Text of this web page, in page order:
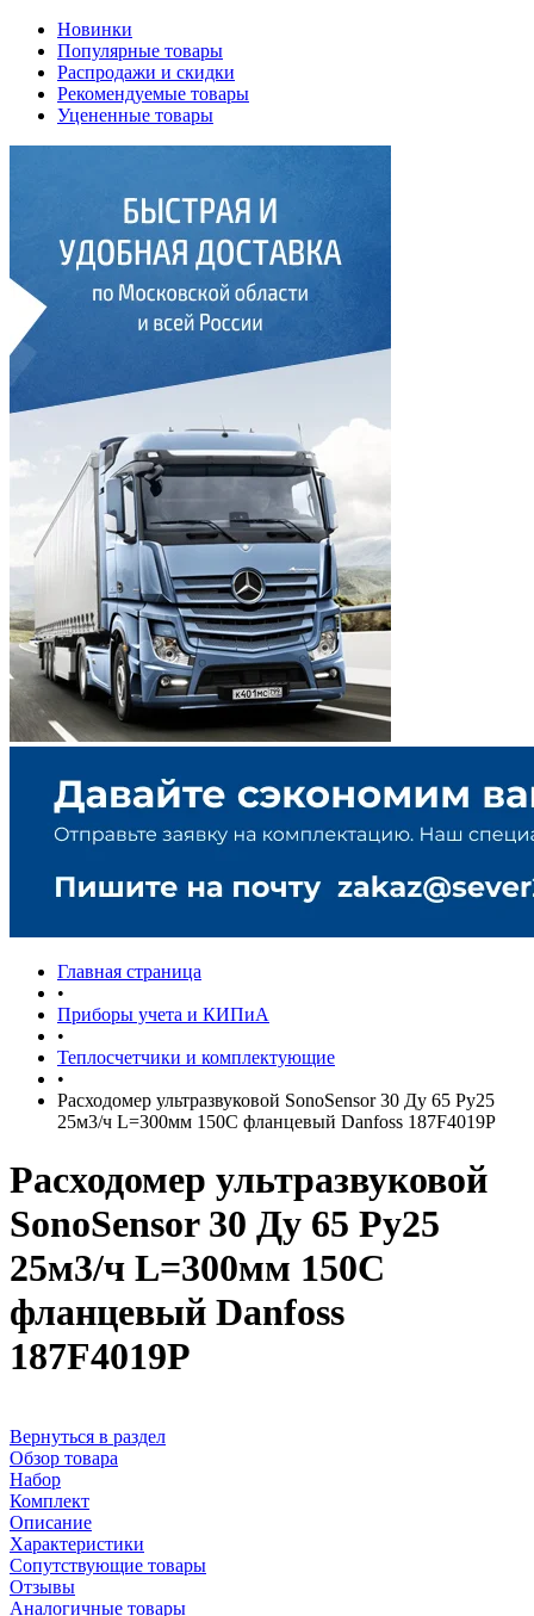
Новинки
Популярные товары
Распродажи и скидки
Рекомендуемые товары
Уцененные товары
Главная страница
•
Приборы учета и КИПиА
•
Теплосчетчики и комплектующие
•
Расходомер ультразвуковой SonoSensor 30 Ду 65 Ру25
25м3/ч L=300мм 150С фланцевый Danfoss 187F4019P
Расходомер ультразвуковой
SonoSensor 30 Ду 65 Ру25
25м3/ч L=300мм 150С
фланцевый Danfoss
187F4019P
Вернуться в раздел
Обзор товара
Набор
Комплект
Описание
Характеристики
Сопутствующие товары
Отзывы
Аналогичные товары